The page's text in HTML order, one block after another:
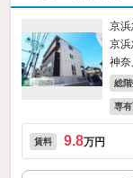
京
京
神
総
専
賃料 9.8万円